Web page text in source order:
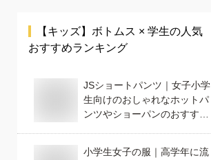
【キッズ】 ボトムス × 学生の人気
おすすめランキング
JSショートパンツ｜女子小学
生向けのおしゃれなホットパ
ンツやショーパンのおすすす
小学生女子の服｜高学年に流